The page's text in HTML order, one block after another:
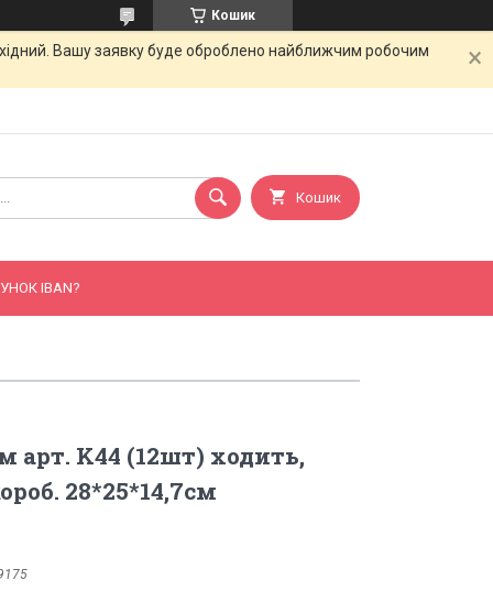
Кошик
Вашу заявку буде оброблено найближчим робочим
Кошик
IBAN?
арт. K44 (12шт) ходить,
28*25*14,7см